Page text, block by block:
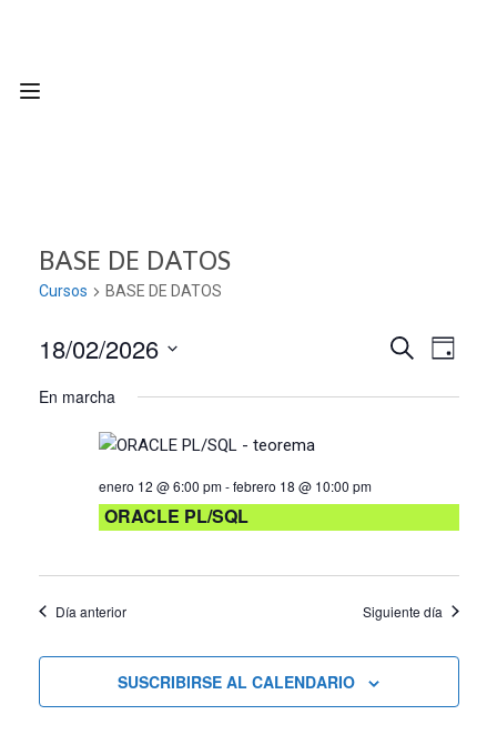
BASE DE DATOS
Cursos BASE DE DATOS
de
y
vistas
de
BUSCAR
de
DÍA
18/02/2026
fecha.
En marcha
enero 12 @ 6:00 pm-febrero 18 @ 10:00 pm
ORACLE PL/SQL
Día anterior Siguiente día
SUSCRIBIRSE AL CALENDARIO